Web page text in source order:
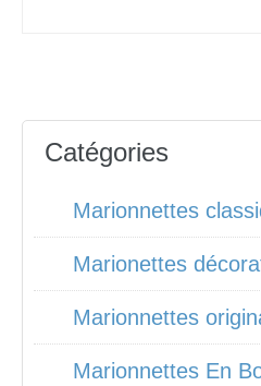
Catégories
Marionnettes
Marionettes
Marionnettes
Marionnettes En